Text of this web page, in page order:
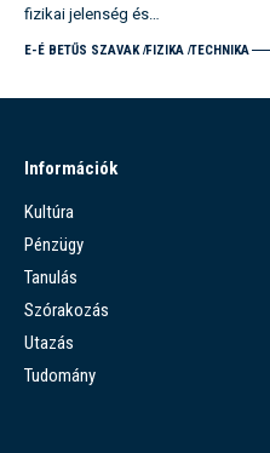
fizikai jelenség és…
E-É BETŰS SZAVAK FIZIKA TECHNIKA
Információk
Kultúra
Pénzügy
Tanulás
Szórakozás
Utazás
Tudomány